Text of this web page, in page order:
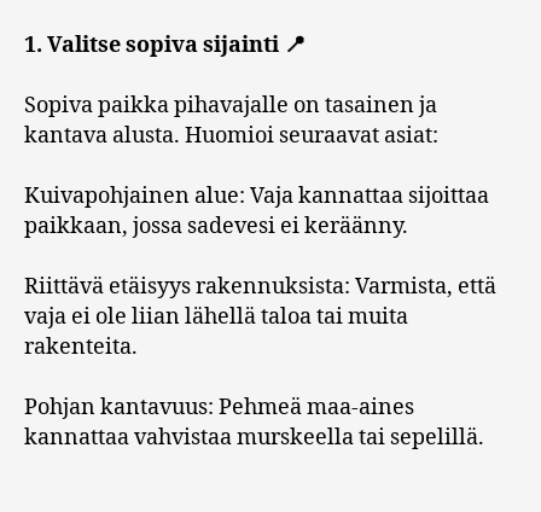
1. Valitse sopiva sijainti 📍
Sopiva paikka pihavajalle on tasainen ja
kantava alusta. Huomioi seuraavat asiat:
Kuivapohjainen alue: Vaja kannattaa sijoittaa
paikkaan, jossa sadevesi ei keräänny.
Riittävä etäisyys rakennuksista: Varmista, että
vaja ei ole liian lähellä taloa tai muita
rakenteita.
Pohjan kantavuus: Pehmeä maa-aines
kannattaa vahvistaa murskeella tai sepelillä.